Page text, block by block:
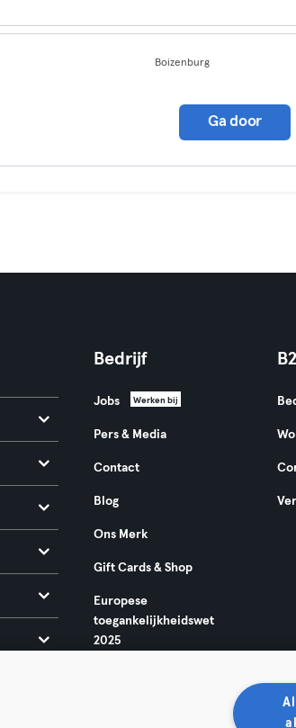
Boizenburg
Ga door
Bedrijf
Jobs Werken bij
Pers & Media
Contact
Blog
Ons Merk
Gift Cards & Shop
Europese
toegankelijkheidswet
2025